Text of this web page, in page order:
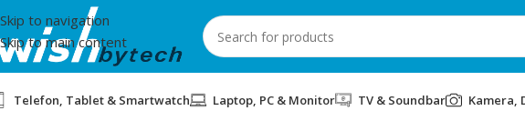
Skip to navigation
Skip to main content
Telefon, Tablet & Smartwatch Laptop, PC & Monitor TV & Soundbar Kamera,